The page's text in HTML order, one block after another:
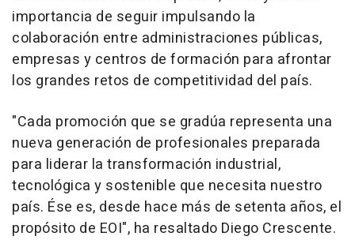
importancia de seguir impulsando la
colaboración entre administraciones públicas,
empresas y centros de formación para afrontar
los grandes retos de competitividad del país.
"Cada promoción que se gradúa representa una
nueva generación de profesionales preparada
para liderar la transformación industrial,
tecnológica y sostenible que necesita nuestro
país. Ése es, desde hace más de setenta años, el
propósito de EOI", ha resaltado Diego Crescente.